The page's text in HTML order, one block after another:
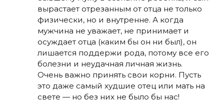
вырастает отрезанным от отца не только
физически, но и внутренне. А когда
мужчина не уважает, не принимает и
осуждает отца (каким бы он ни был), он
лишается поддержи рода, потому все его
болезни и неудачная личная жизнь.
Очень важно принять свои корни. Пусть
это даже самый худшие отец или мать на
свете — но без них не было бы нас!